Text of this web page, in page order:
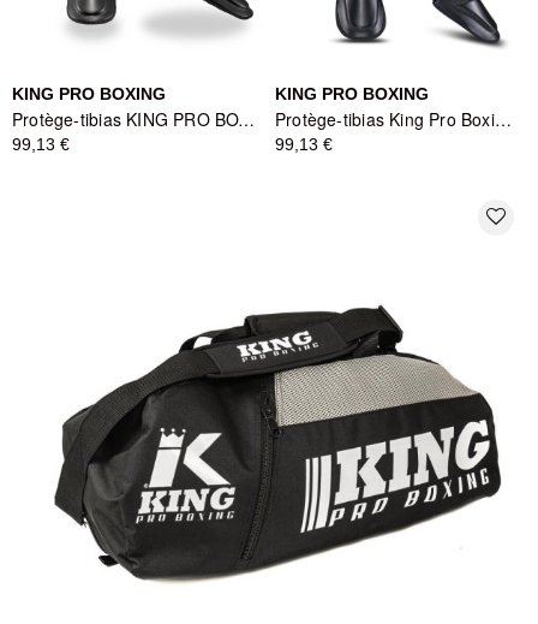
KING PRO BOXING
Protège-tibias KING PRO BOXING SGL-7 - Noir/Blanc
99,13 €
KING PRO BOXING
Protège-tibias King Pro Boxing Spartan Series - Noir/Vert/Gris
99,13 €
favorite_border